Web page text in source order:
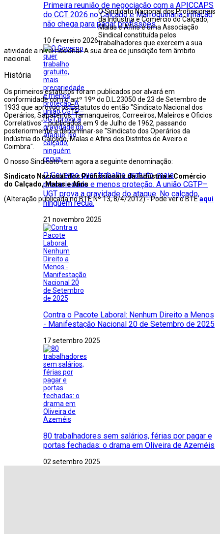
Primeira reunião de negociação com a APICCAPS
do CCT 2026 no Calçado e Marroquinaria: inflação
não chega para pagar profissões.
10 fevereiro 2026
O Governo quer trabalho gratuito, mais
precariedade e menos proteção. A união CGTP–
UGT prova a gravidade do ataque. No calçado,
ninguém recua.
21 novembro 2025
Contra o Pacote Laboral: Nenhum Direito a Menos
- Manifestação Nacional 20 de Setembro de 2025
17 setembro 2025
80 trabalhadores sem salários, férias por pagar e
portas fechadas: o drama em Oliveira de Azeméis
02 setembro 2025
O Sindicato Nacional dos Profissionais
da Indústria e Comércio do Calçado,
Malas e Afins é uma Associação
Sindical constituída pelos
trabalhadores que exercem a sua
atividade a nível nacional. A sua área de jurisdição tem âmbito
nacional.
História
Os primeiros estatutos foram publicados por alvará em
conformidade com o artº 19º do D.L.23050 de 23 de Setembro de
1933 que aprovou os Estatutos do então "Sindicato Nacional dos
Operários, Sapateiros, Tamanqueiros, Correeiros, Maleiros e Oficios
Correlativos" , publicados em 9 de Julho de 1962, passando
posteriormente a denominar-se "Sindicato dos Operários da
Indústria do Calçado, Malas e Afins dos Distritos de Aveiro e
Coimbra".
O nosso Sindicato tem agora a seguinte denominação:
Sindicato Nacional dos Profissionais da Indústria e Comércio
do Calçado, Malas e Afins
(Alteração publicada no BTE Nº 13, 8/4/2012) - Pode ver o BTEaqui